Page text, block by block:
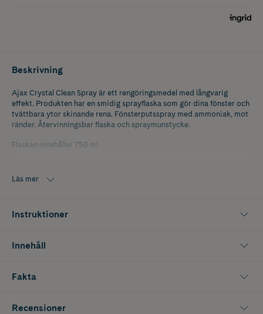
Beskrivning
Ajax Crystal Clean Spray är ett rengöringsmedel med långvarig
effekt. Produkten har en smidig sprayflaska som gör dina fönster och
tvättbara ytor skinande rena. Fönsterputsspray med ammoniak, mot
ränder. Återvinningsbar flaska och spraymunstycke.
Flaskan innehåller 750 ml.
Läs mer
Instruktioner
Innehåll
Fakta
Recensioner